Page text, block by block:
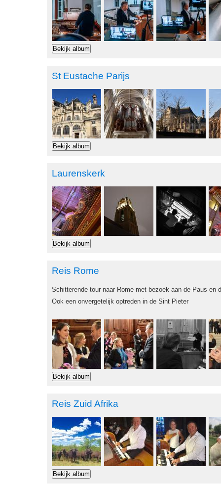
St Eustache Parijs
Laurenskerk
Reis Rome
Schitterende tour naar Rome met bezoek aan de Paus
Ook een onvergetelijk optreden in de Sint Pieter
Reis Zuid Afrika